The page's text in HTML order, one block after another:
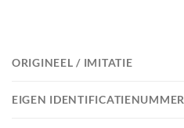
ORIGINEEL / IMITATIE
EIGEN IDENTIFICATIENUMMER